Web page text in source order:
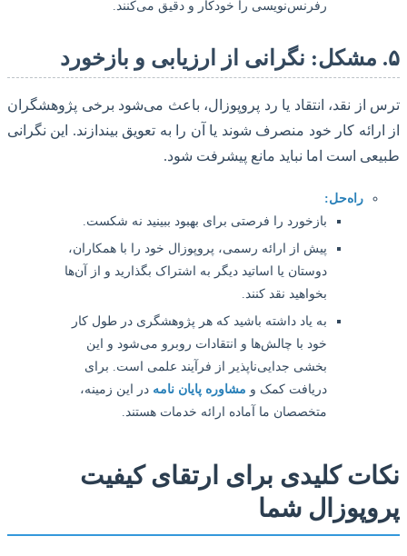
رفرنس‌نویسی را خودکار و دقیق می‌کنند.
از نقد، انتقاد یا رد پروپوزال، باعث می‌شود برخی پژوهشگران
کار خود منصرف شوند یا آن را به تعویق بیندازند. این نگرانی
است اما نباید مانع پیشرفت شود.
راه‌حل:
بازخورد را فرصتی برای بهبود ببینید نه شکست.
پیش از ارائه رسمی، پروپوزال خود را با همکاران،
دوستان یا اساتید دیگر به اشتراک بگذارید و از آن‌ها
بخواهید نقد کنند.
به یاد داشته باشید که هر پژوهشگری در طول کار
خود با چالش‌ها و انتقادات روبرو می‌شود و این
بخشی جدایی‌ناپذیر از فرآیند علمی است. برای
دریافت کمک ومشاوره پایان نامهدر این زمینه،
متخصصان ما آماده ارائه خدمات هستند.
کلیدی برای ارتقای کیفیت
شما